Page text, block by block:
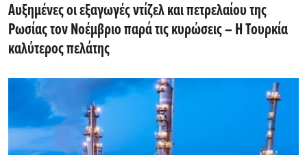
Αυξημένες οι εξαγωγές ντίζελ και πετρελαίου της
Ρωσίας τον Νοέμβριο παρά τις κυρώσεις – Η Τουρκία
καλύτερος πελάτης